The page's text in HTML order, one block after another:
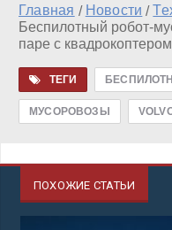
Главная / Новости /
Беспилотный робот-
паре с квадрокоптером
ТЕГИ
МУСОРОВОЗЫ
ПОХОЖИЕ СТАТЬИ